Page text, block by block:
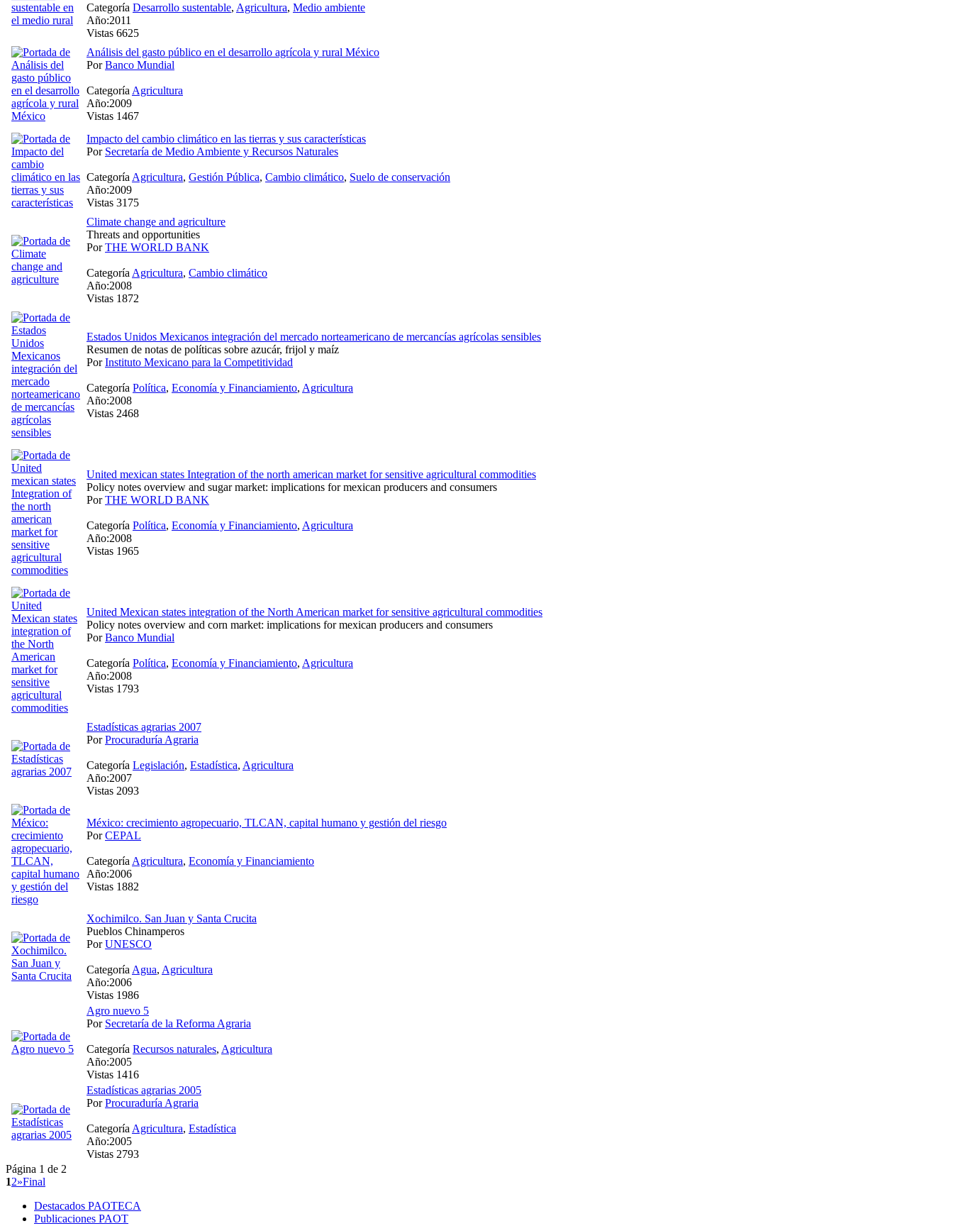
Categoría Desarrollo sustentable, Agricultura, Medio ambiente
Año:2011
Vistas 6625
Análisis del gasto público en el desarrollo agrícola y rural México
PorBanco Mundial
Categoría Agricultura
Año:2009
Vistas 1467
Impacto del cambio climático en las tierras y sus características
Por Secretaría de Medio Ambiente y Recursos Naturales
Categoría Agricultura, Gestión Pública, Cambio climático, Suelo de conservación
Año:2009
Vistas 3175
Climate change and agriculture
Threats and opportunities
PorTHE WORLD BANK
Categoría Agricultura, Cambio climático
Año:2008
Vistas 1872
Estados Unidos Mexicanos integración del mercado norteamericano de mercancías agrícolas sensibles
Resumen de notas de políticas sobre azucár, frijol y maíz
PorInstituto Mexicano para la Competitividad
Categoría Política, Economía y Financiamiento, Agricultura
Año:2008
Vistas 2468
United mexican states Integration of the north american market for sensitive agricultural commodities
Policy notes overview and sugar market: implications for mexican producers and consumers
PorTHE WORLD BANK
Categoría Política, Economía y Financiamiento, Agricultura
Año:2008
Vistas 1965
United Mexican states integration of the North American market for sensitive agricultural commodities
Policy notes overview and corn market: implications for mexican producers and consumers
PorBanco Mundial
Categoría Política, Economía y Financiamiento, Agricultura
Año:2008
Vistas 1793
Estadísticas agrarias 2007
PorProcuraduría Agraria
Categoría Legislación, Estadística, Agricultura
Año:2007
Vistas 2093
México: crecimiento agropecuario, TLCAN, capital humano y gestión del riesgo
PorCEPAL
Categoría Agricultura, Economía y Financiamiento
Año:2006
Vistas 1882
Xochimilco. San Juan y Santa Crucita
Pueblos Chinamperos
PorUNESCO
Categoría Agua, Agricultura
Año:2006
Vistas 1986
Agro nuevo 5
Por Secretaría de la Reforma Agraria
Categoría Recursos naturales, Agricultura
Año:2005
Vistas 1416
Estadísticas agrarias 2005
PorProcuraduría Agraria
Categoría Agricultura, Estadística
Año:2005
Vistas 2793
Página 1 de 2
12»Final
Destacados PAOTECA
Publicaciones PAOT